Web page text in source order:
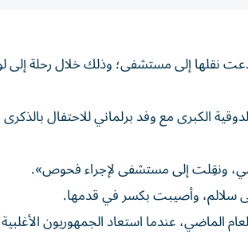
نقلها إلى مستشفى؛ وذلك خلال رحلة إلى
في بيان، إن بيلوسي (84 عاماً) كانت في الدوقية الكبرى مع وفد برلماني للاحتفال
ونقِلت إلى مستشفى لإجراء فحوص».
سلالم، وأصيبت بكسر في قدمها.
عندما استعاد الجمهوريون